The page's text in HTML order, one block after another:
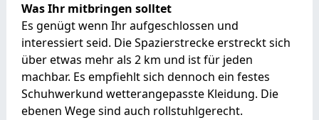
Was Ihr mitbringen solltet
Es genügt wenn Ihr aufgeschlossen und
interessiert seid. Die Spazierstrecke erstreckt sich
über etwas mehr als 2 km und ist für jeden
machbar. Es empfiehlt sich dennoch ein festes
Schuhwerkund wetterangepasste Kleidung. Die
ebenen Wege sind auch rollstuhlgerecht.